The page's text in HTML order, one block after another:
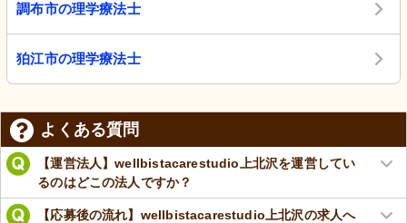
調布市の理学療法士
狛江市の理学療法士
よくある質問
【運営法人】wellbistacarestudio上北沢を運営してい
るのはどこの法人ですか？
【応募後の流れ】wellbistacarestudio上北沢の求人へ